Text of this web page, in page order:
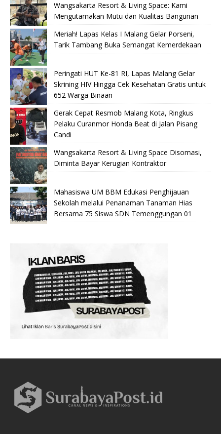
Wangsakarta Resort & Living Space: Kami
Mengutamakan Mutu dan Kualitas Bangunan
Meriah! Lapas Kelas I Malang Gelar Porseni,
Tarik Tambang Buka Semangat Kemerdekaan
Peringati HUT Ke-81 RI, Lapas Malang Gelar
Skrining HIV Hingga Cek Kesehatan Gratis untuk
652 Warga Binaan
Gerak Cepat Resmob Malang Kota, Ringkus
Pelaku Curanmor Honda Beat di Jalan Pisang
Candi
Wangsakarta Resort & Living Space Disomasi,
Diminta Bayar Kerugian Kontraktor
Mahasiswa UM BBM Edukasi Penghijauan
Sekolah melalui Penanaman Tanaman Hias
Bersama 75 Siswa SDN Temenggungan 01